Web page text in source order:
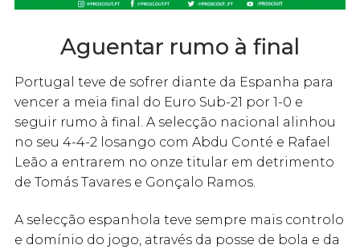
Aguentar rumo à final
Portugal teve de sofrer diante da Espanha para
vencer a meia final do Euro Sub-21 por 1-0 e
seguir rumo à final. A selecção nacional alinhou
no seu 4-4-2 losango com Abdu Conté e Rafael
Leão a entrarem no onze titular em detrimento
de Tomás Tavares e Gonçalo Ramos.
A selecção espanhola teve sempre mais controlo
e domínio do jogo, através da posse de bola e da